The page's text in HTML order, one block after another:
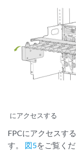
にアクセスする
FPCにアクセスす
す。 図5をご覧くだ